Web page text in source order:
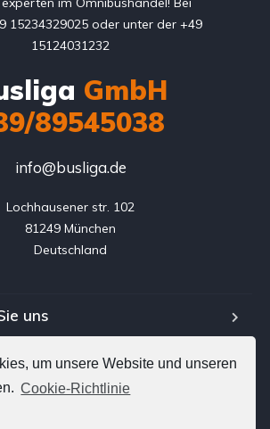
um unsere Website und unseren
Cookie-Richtlinie
15234329025 oder unter der +49
15124031232
GmbH
89545038
info@busliga.de
Lochhausener str. 102
81249 München
Deutschland
uns